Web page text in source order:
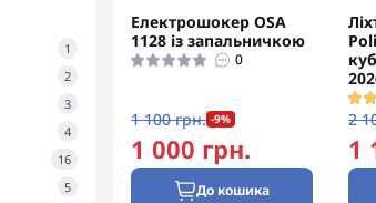
1
2
3
4
16
5
Електрошокер ОSA
1128 із запальничкою
0
1 100 грн. -9%
1 000 грн.
До кошика
2
1